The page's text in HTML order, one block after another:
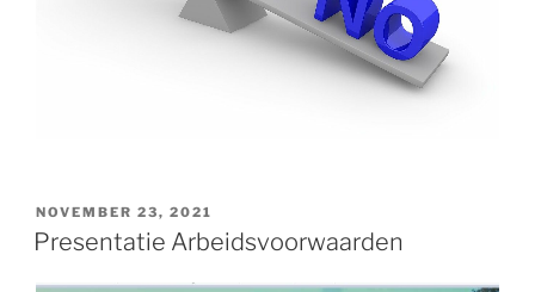
GEPLAATST
OP
NOVEMBER 23, 2021
Presentatie Arbeidsvoorwaarden